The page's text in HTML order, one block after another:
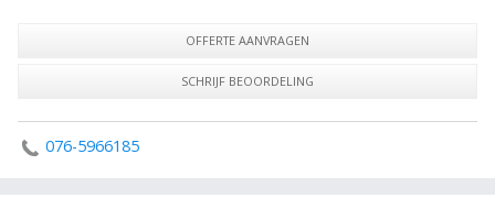
OFFERTE AANVRAGEN
SCHRIJF BEOORDELING
076-5966185